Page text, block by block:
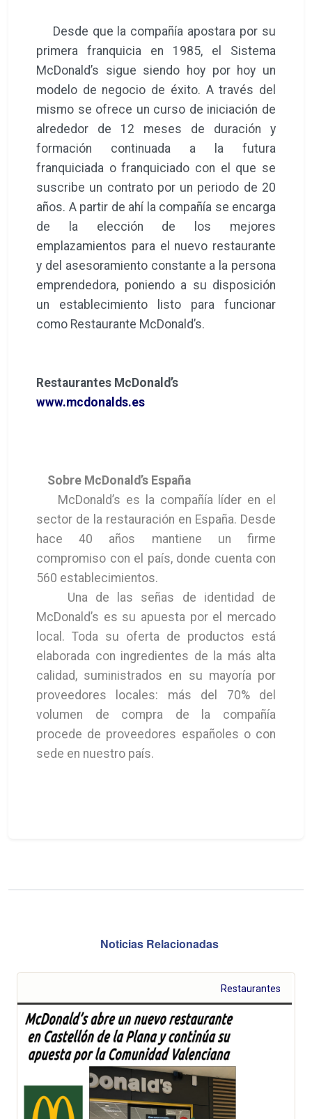
Desde que la compañía apostara por su
primera franquicia en 1985, el Sistema
McDonald’s sigue siendo hoy por hoy un
modelo de negocio de éxito. A través del
mismo se ofrece un curso de iniciación de
alrededor de 12 meses de duración y
formación continuada a la futura
franquiciada o franquiciado con el que se
suscribe un contrato por un periodo de 20
años. A partir de ahí la compañía se encarga
de la elección de los mejores
emplazamientos para el nuevo restaurante
y del asesoramiento constante a la persona
emprendedora, poniendo a su disposición
un establecimiento listo para funcionar
como Restaurante McDonald’s.
Restaurantes McDonald’s
www.mcdonalds.es
Sobre McDonald’s España
McDonald’s es la compañía líder en el
sector de la restauración en España. Desde
hace 40 años mantiene un firme
compromiso con el país, donde cuenta con
560 establecimientos.
Una de las señas de identidad de
McDonald’s es su apuesta por el mercado
local. Toda su oferta de productos está
elaborada con ingredientes de la más alta
calidad, suministrados en su mayoría por
proveedores locales: más del 70% del
volumen de compra de la compañía
procede de proveedores españoles o con
sede en nuestro país.
Noticias Relacionadas
Restaurantes